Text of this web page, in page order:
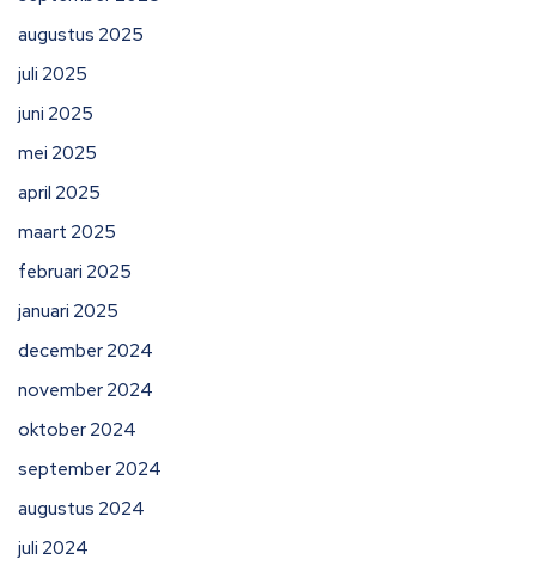
augustus 2025
juli 2025
juni 2025
mei 2025
april 2025
maart 2025
februari 2025
januari 2025
december 2024
november 2024
oktober 2024
september 2024
augustus 2024
juli 2024